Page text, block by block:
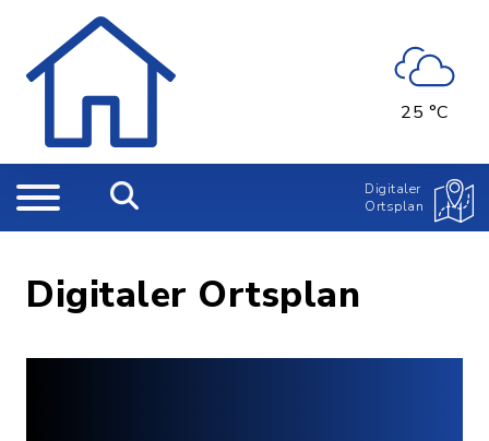
25 °C
Digitaler
Ortsplan
Digitaler Ortsplan